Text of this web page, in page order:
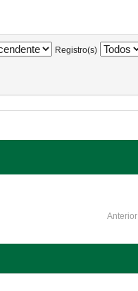
Registro(s)
Anterior